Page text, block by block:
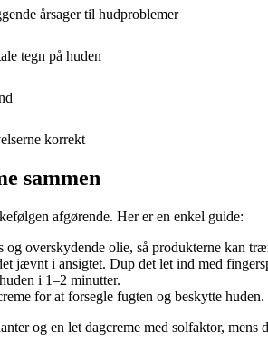
årsager til hudproblemer
tegn på huden
korrekt
sammen
afgørende. Her er en enkel guide:
og overskydende olie, så produkterne kan
jævnt i ansigtet. Dup det let ind med
i 1–2 minutter.
for at forsegle fugten og beskytte huden.
og en let dagcreme med solfaktor, mens